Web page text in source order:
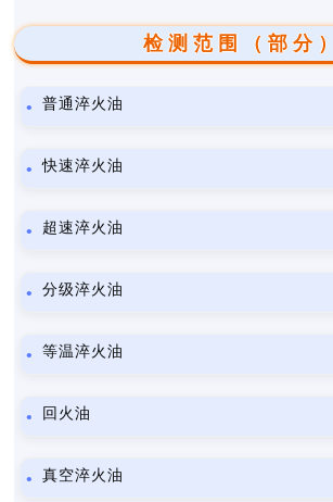
检测范围（部分）
普通淬火油
快速淬火油
超速淬火油
分级淬火油
等温淬火油
回火油
真空淬火油